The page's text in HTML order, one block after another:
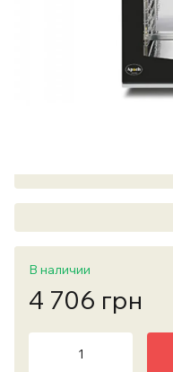
В наличии
4 706 грн